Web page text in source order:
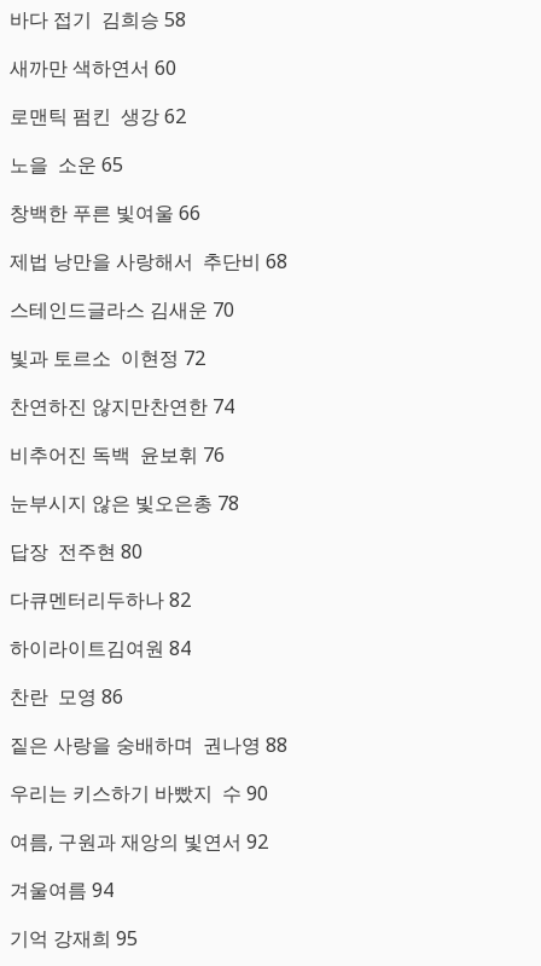
바다 접기 김희승 58
새까만 색하연서 60
로맨틱 펌킨 생강 62
노을 소운 65
창백한 푸른 빛여울 66
제법 낭만을 사랑해서 추단비 68
스테인드글라스 김새운 70
빛과 토르소 이현정 72
찬연하진 않지만찬연한 74
비추어진 독백 윤보휘 76
눈부시지 않은 빛오은총 78
답장 전주현 80
다큐멘터리두하나 82
하이라이트김여원 84
찬란 모영 86
짙은 사랑을 숭배하며 권나영 88
우리는 키스하기 바빴지 수 90
여름, 구원과 재앙의 빛연서 92
겨울여름 94
기억 강재희 95